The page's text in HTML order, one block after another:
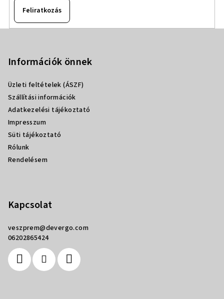
Feliratkozás
Információk önnek
Üzleti feltételek (ÁSZF)
Szállítási információk
Adatkezelési tájékoztató
Impresszum
Süti tájékoztató
Rólunk
Rendelésem
Kapcsolat
veszprem@devergo.com
06202865424